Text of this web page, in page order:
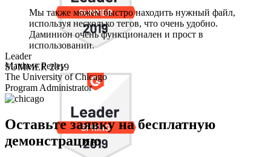
Leader
SUMMER 2019
Мы также можем быстро находить нужный файл,
используя несколько тегов, что очень удобно.
Даминион очень функционален и прост в
использовании.
Matthew Perley
The University of Chicago
Program Administrator
Оставьте заявку на бесплатную
демонстрацию